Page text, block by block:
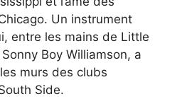
Un instrument
entre les mains de Little
Boy Williamson, a
murs des clubs
Side.